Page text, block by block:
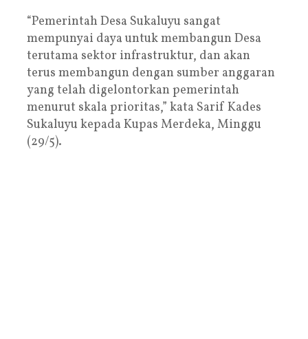
“Pemerintah Desa Sukaluyu sangat
mempunyai daya untuk membangun Desa
terutama sektor infrastruktur, dan akan
terus membangun dengan sumber anggaran
yang telah digelontorkan pemerintah
menurut skala prioritas,” kata Sarif Kades
Sukaluyu kepada Kupas Merdeka, Minggu
(29/5).